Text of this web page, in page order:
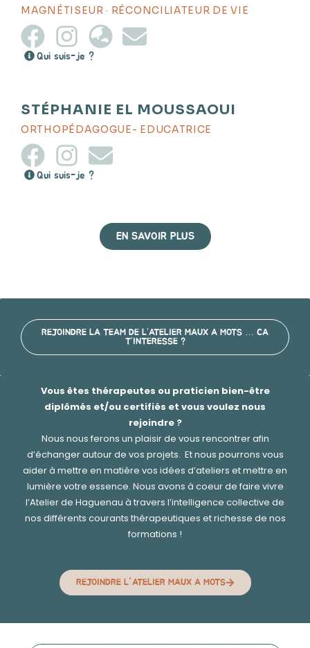
MAGNÉTISEUR · RÉCONCILIATEUR DE VIE
Qui suis-je ?
STÉPHANIE EL MOUSSAOUI
ORTHOPÉDAGOGUE- EDUCATRICE
Qui suis-je ?
EN SAVOIR PLUS
REJOINDRE LA TEAM DE L’ATELIER MAUX A MOTS … CA
T’INTERESSE ?
Vous êtes thérapeutes ou praticien bien-être
diplômés et/ou certifiés et vous voulez nous
rejoindre ?
Nous nous ferons un plaisir de vous rencontrer afin
d’échanger autour de vos projets. Et nous pourrons vous
aider à mettre en matière vos idées d’ateliers et mettre en
lumière votre essence. Nous avons à coeur de faire vivre
l’Atelier de Haguenau à travers l’intelligence collective de
nos différents courants thérapeutiques et richesse de nos
formations !
REJOINDRE L'ATELIER MAUX A MOTS